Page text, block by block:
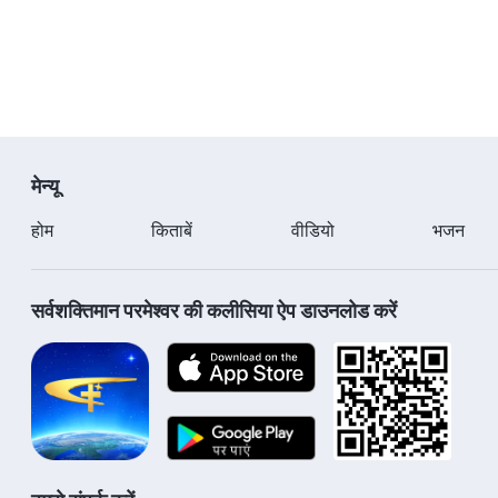
मेन्यू
होम किताबें वीडियो भजन
सर्वशक्तिमान परमेश्वर की कलीसिया ऐप डाउनलोड करें